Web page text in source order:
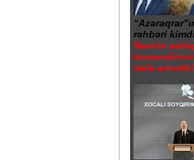
rəhbəri
Nazirin
dəfə